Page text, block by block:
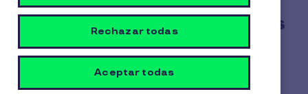
¿Cómo puedo actualizar mis
datos o contraseña?
1 min de lectura 17 Octubre 2025
Rechazar todas
Aceptar todas